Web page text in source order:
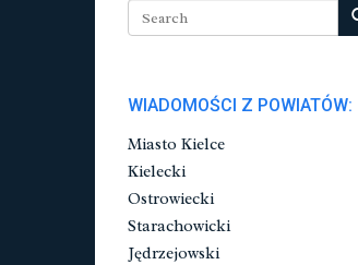
WIADOMOŚCI Z POWIATÓW:
Miasto Kielce
Kielecki
Ostrowiecki
Starachowicki
Jędrzejowski